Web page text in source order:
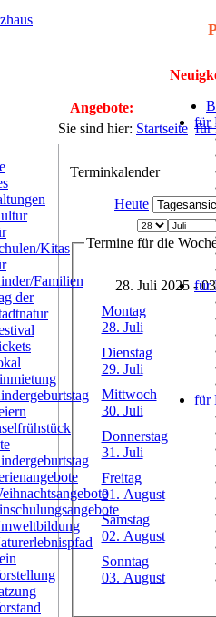
für
für
für
Angebote:
Sie sind hier: Startseite für
Kitas
Familien
der
Terminkalender
Heute
Termine für die
28. Juli 2025 -
Montag
28. Juli
Dienstag
29. Juli
Mittwoch
30. Juli
Donnerstag
31. Juli
Freitag
01. August
Samstag
02. August
Sonntag
03. August